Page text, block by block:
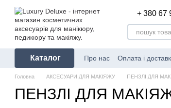
Перейти до основного контенту
+ 380 67
Каталог Про нас Оплата і
Головна АКСЕСУАРИ ДЛЯ МАКІЯЖУ ПЕНЗЛІ ДЛЯ
ПЕНЗЛІ ДЛЯ